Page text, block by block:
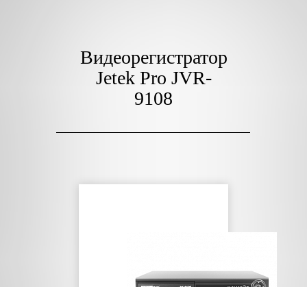
Видеорегистратор
Jetek Pro JVR-
9108